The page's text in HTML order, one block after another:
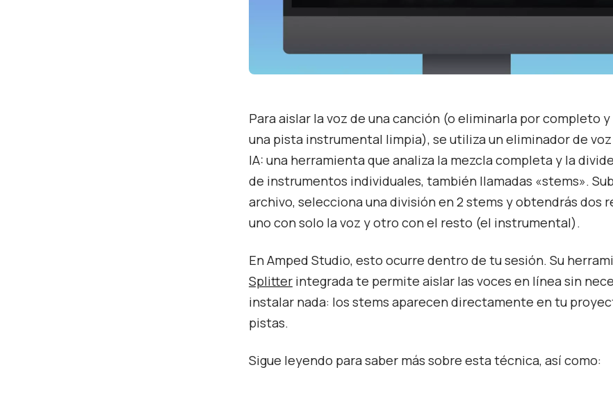
Para aislar la voz de una canción (o eliminarla por completo
una pista instrumental limpia), se utiliza un eliminador de
IA: una herramienta que analiza la mezcla completa y la
de instrumentos individuales, también llamadas «stems».
archivo, selecciona una división en 2 stems y obtendrás dos
uno con solo la voz y otro con el resto (el instrumental).
En Amped Studio, esto ocurre dentro de tu sesión. Su
Splitterintegrada te permite aislar las voces en línea sin
instalar nada: los stems aparecen directamente en tu
pistas.
Sigue leyendo para saber más sobre esta técnica, así como: